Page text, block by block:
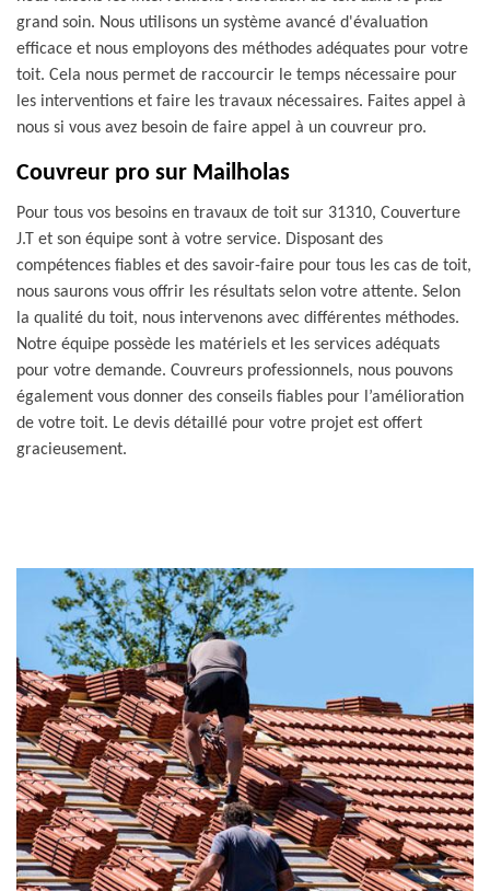
grand soin. Nous utilisons un système avancé d'évaluation
efficace et nous employons des méthodes adéquates pour votre
toit. Cela nous permet de raccourcir le temps nécessaire pour
les interventions et faire les travaux nécessaires. Faites appel à
nous si vous avez besoin de faire appel à un couvreur pro.
Couvreur pro sur Mailholas
Pour tous vos besoins en travaux de toit sur 31310, Couverture
J.T et son équipe sont à votre service. Disposant des
compétences fiables et des savoir-faire pour tous les cas de toit,
nous saurons vous offrir les résultats selon votre attente. Selon
la qualité du toit, nous intervenons avec différentes méthodes.
Notre équipe possède les matériels et les services adéquats
pour votre demande. Couvreurs professionnels, nous pouvons
également vous donner des conseils fiables pour l’amélioration
de votre toit. Le devis détaillé pour votre projet est offert
gracieusement.